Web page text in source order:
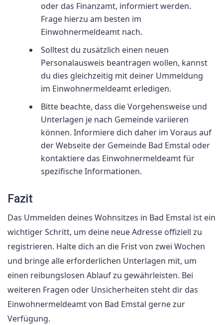
oder das Finanzamt, informiert werden.
Frage hierzu am besten im
Einwohnermeldeamt nach.
Solltest du zusätzlich einen neuen
Personalausweis beantragen wollen, kannst
du dies gleichzeitig mit deiner Ummeldung
im Einwohnermeldeamt erledigen.
Bitte beachte, dass die Vorgehensweise und
Unterlagen je nach Gemeinde variieren
können. Informiere dich daher im Voraus auf
der Webseite der Gemeinde Bad Emstal oder
kontaktiere das Einwohnermeldeamt für
spezifische Informationen.
Fazit
Das Ummelden deines Wohnsitzes in Bad Emstal ist ein
wichtiger Schritt, um deine neue Adresse offiziell zu
registrieren. Halte dich an die Frist von zwei Wochen
und bringe alle erforderlichen Unterlagen mit, um
einen reibungslosen Ablauf zu gewährleisten. Bei
weiteren Fragen oder Unsicherheiten steht dir das
Einwohnermeldeamt von Bad Emstal gerne zur
Verfügung.